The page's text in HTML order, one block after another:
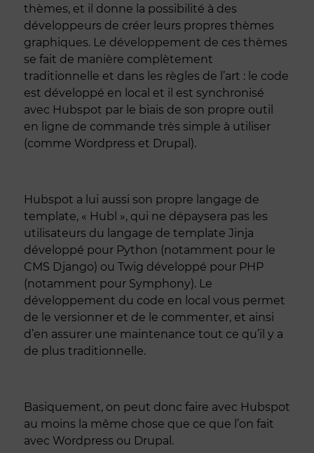
thèmes, et il donne la possibilité à des
développeurs de créer leurs propres thèmes
graphiques. Le développement de ces thèmes
se fait de manière complètement
traditionnelle et dans les règles de l’art : le code
est développé en local et il est synchronisé
avec Hubspot par le biais de son propre outil
en ligne de commande très simple à utiliser
(comme Wordpress et Drupal).
Hubspot a lui aussi son propre langage de
template, « Hubl », qui ne dépaysera pas les
utilisateurs du langage de template Jinja
développé pour Python (notamment pour le
CMS Django) ou Twig développé pour PHP
(notamment pour Symphony). Le
développement du code en local vous permet
de le versionner et de le commenter, et ainsi
d’en assurer une maintenance tout ce qu’il y a
de plus traditionnelle.
Basiquement, on peut donc faire avec Hubspot
au moins la même chose que ce que l’on fait
avec Wordpress ou Drupal.